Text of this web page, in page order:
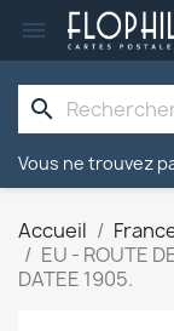

search
Vous ne trouvez
Accueil
EU - ROUTE
DATEE 1905.